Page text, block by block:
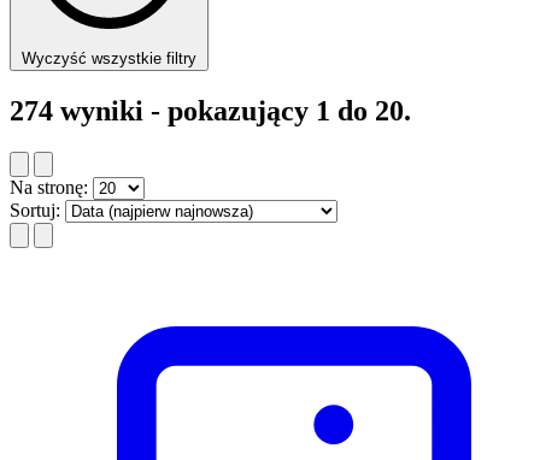
Wyczyść wszystkie filtry
274 wyniki - pokazujący 1 do 20.
Na stronę:
Sortuj: